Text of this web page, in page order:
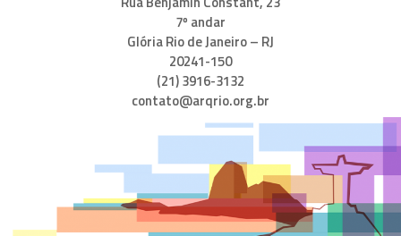
7º andar
Glória Rio de Janeiro – RJ
20241-150
(21) 3916-3132
contato@arqrio.org.br